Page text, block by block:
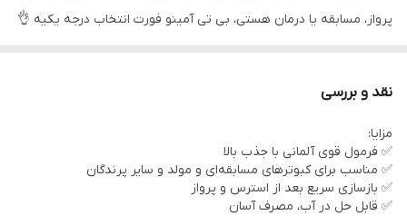
پرواز، مسابقه یا درمان هستی، بی تی آمینو فورت انتخاب درجه‌ یکیه 👌
الکترولیت ها ، بدن پرنده رو سریعاً ریکاوری می‌کنه و به رشد، تقویت
پرها و نشاط بیشتر و افزایش اشتها کمک می‌کنه.
نقد و بررسی
مزایا:
✅ فرمول قوی آلمانی با جذب بالا
✅ مناسب برای کبوترهای مسابقه‌ای و مولد و سایر پرندگان
✅ بازسازی سریع بعد از استرس و پرواز
✅ قابل حل در آب، مصرف آسان